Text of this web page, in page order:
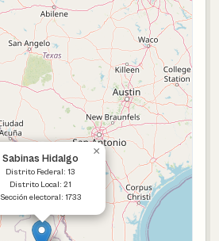
Sabinas Hidalgo
Distrito Federal: 13
Distrito Local: 21
Sección electoral: 1733
×